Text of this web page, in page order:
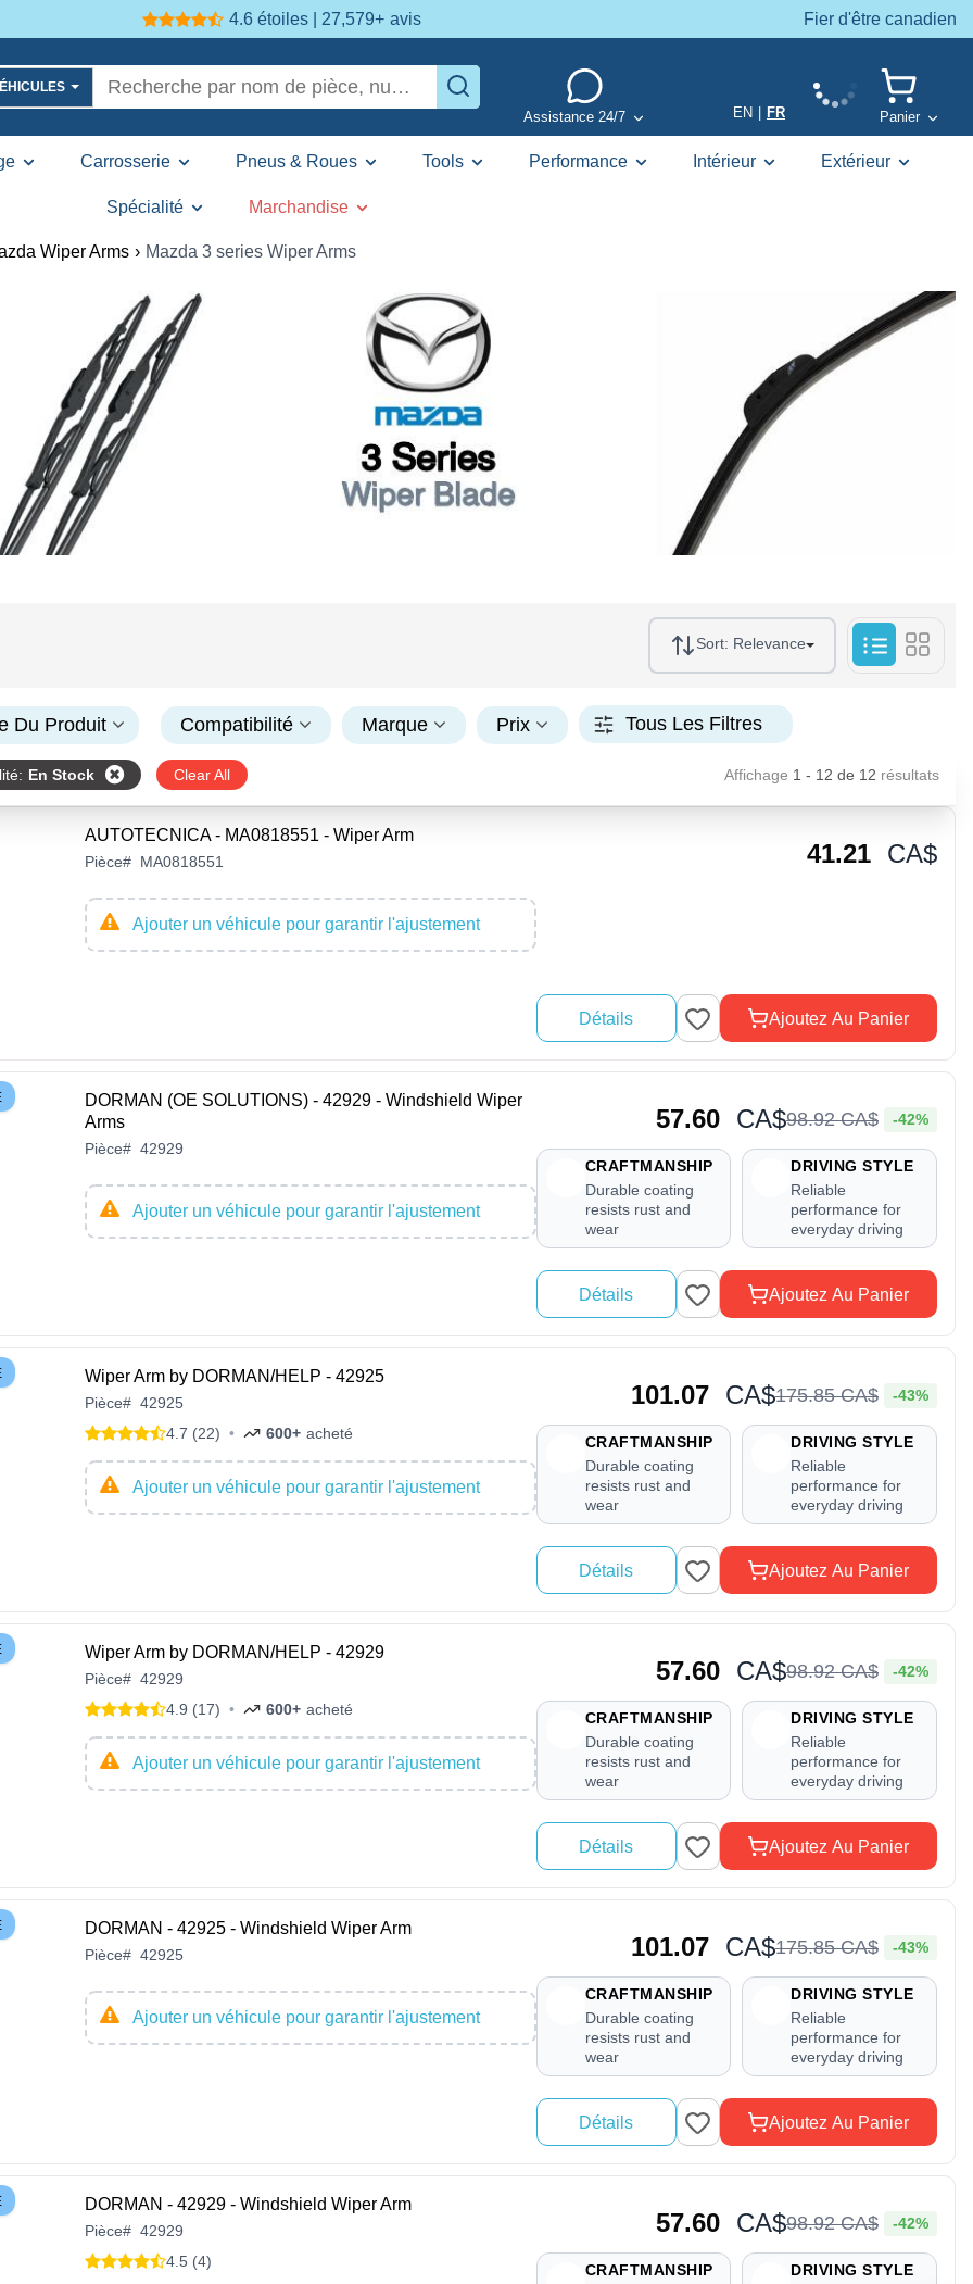
4.6 étoiles | 27,579+ avis Fier d'être canadien
Assistance 24/7 EN FR Panier
Carrosserie Pneus & Roues Tools Performance Intérieur Extérieur
Spécialité Marchandise
Wiper Arms › Mazda 3 series Wiper Arms
Sort: Relevance
Du Produit Compatibilité Marque Prix Tous Les Filtres
: En Stock Clear All Affichage 1 - 12 de 12 résultats
AUTOTECNICA - MA0818551 - Wiper Arm
Pièce# MA0818551
Ajouter un véhicule pour garantir l'ajustement
41.21 CA$
Détails Ajoutez Au Panier
DORMAN (OE SOLUTIONS) - 42929 - Windshield Wiper
Arms
Pièce# 42929
Ajouter un véhicule pour garantir l'ajustement
57.60 CA$98.92CA$ -42%
CRAFTMANSHIP
Durable coating
resists rust and
wear
DRIVING STYLE
Reliable
performance for
everyday driving
Détails Ajoutez Au Panier
Wiper Arm by DORMAN/HELP - 42925
Pièce# 42925
4.7 (22) • 600+ acheté
Ajouter un véhicule pour garantir l'ajustement
101.07 CA$175.85CA$ -43%
CRAFTMANSHIP
Durable coating
resists rust and
wear
DRIVING STYLE
Reliable
performance for
everyday driving
Détails Ajoutez Au Panier
Wiper Arm by DORMAN/HELP - 42929
Pièce# 42929
4.9 (17) • 600+ acheté
Ajouter un véhicule pour garantir l'ajustement
57.60 CA$98.92CA$ -42%
CRAFTMANSHIP
Durable coating
resists rust and
wear
DRIVING STYLE
Reliable
performance for
everyday driving
Détails Ajoutez Au Panier
DORMAN - 42925 - Windshield Wiper Arm
Pièce# 42925
Ajouter un véhicule pour garantir l'ajustement
101.07 CA$175.85CA$ -43%
CRAFTMANSHIP
Durable coating
resists rust and
wear
DRIVING STYLE
Reliable
performance for
everyday driving
Détails Ajoutez Au Panier
DORMAN - 42929 - Windshield Wiper Arm
Pièce# 42929
4.5 (4)
57.60 CA$98.92CA$ -42%
CRAFTMANSHIP
DRIVING STYLE